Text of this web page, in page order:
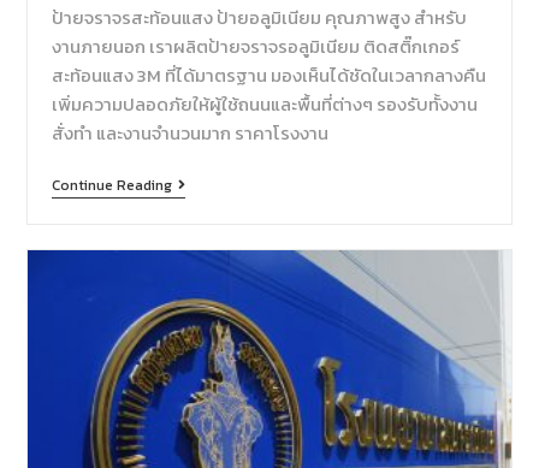
ป้ายจราจรสะท้อนแสง ป้ายอลูมิเนียม คุณภาพสูง สำหรับ
งานภายนอก เราผลิตป้ายจราจรอลูมิเนียม ติดสติ๊กเกอร์
สะท้อนแสง 3M ที่ได้มาตรฐาน มองเห็นได้ชัดในเวลากลางคืน
เพิ่มความปลอดภัยให้ผู้ใช้ถนนและพื้นที่ต่างๆ รองรับทั้งงาน
สั่งทำ และงานจำนวนมาก ราคาโรงงาน
Continue Reading